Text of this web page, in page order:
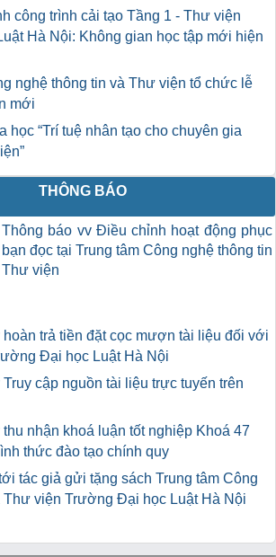
công trình cải tạo Tầng 1 - Thư viện
Hà Nội: Không gian học tập mới hiện
nghệ thông tin và Thư viện tổ chức lễ
mới
học “Trí tuệ nhân tạo cho chuyên gia
THÔNG BÁO
Thông báo vv Điều chỉnh hoạt động phục
đọc tại Trung tâm Công nghệ thông tin
viện
hoàn trả tiền đặt cọc mượn tài liệu đối với
Đại học Luật Hà Nội
cập nguồn tài liệu trực tuyến trên
nhận khoá luận tốt nghiệp Khoá 47
thức đào tạo chính quy
tác giả gửi tặng sách Trung tâm Công
Thư viện Trường Đại học Luật Hà Nội